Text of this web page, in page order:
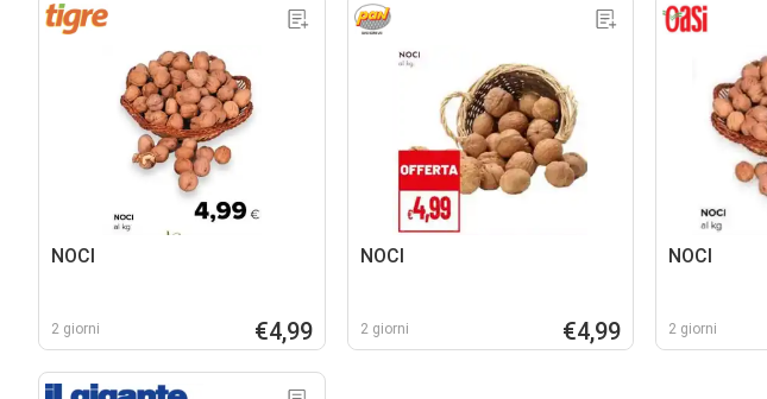
NOCI
2 giorni €4,99
NOCI
2 giorni €4,99
NOCI
2 giorni